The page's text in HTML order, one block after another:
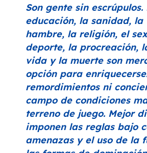
Son gente sin escrúpulos.
educación, la sanidad,
hambre, la religión, el
deporte, la procreación,
vida y la muerte son
opción para
remordimientos ni
campo de condiciones
terreno de juego. Mejor
imponen las reglas bajo
amenazas y el uso de la